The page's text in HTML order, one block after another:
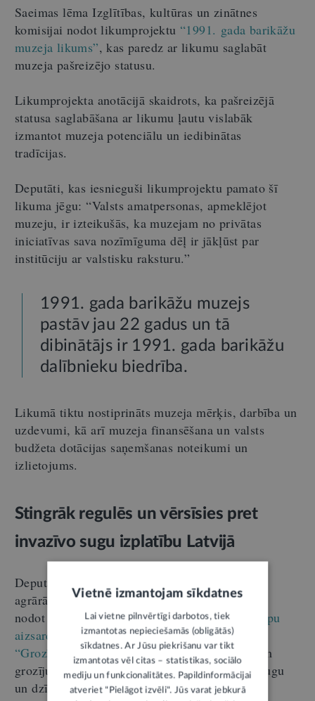
Saeimas lēma Izglītības, kultūras un zinātnes
komisijai nodot likumprojektu “1991. gada barikāžu
muzeja likums”, kas paredz ar likumu saglabāt
muzeja pašreizējo statusu.
Likumprojekta anotācijā skaidrots, ka pašreizējā
statusa saglabāšana ar likumu ļautu vislabāk
izmantot muzeja potenciālu un iedibinātas
tradīcijas.
Deputāti, kas iesnieguši likumprojektu pamato šī
likuma jēgu: “Valsts amatpersonas, apmeklējot
muzeju, ir izteikušās, ka muzejam no privātas
iniciatīvas sava nozīmīguma dēļ ir jākļūst par
institūciju ar valstisku raksturu.”
1991. gada barikāžu muzejs
pastāv jau 22 gadus un tā
dibinātājs ir 1991. gada barikāžu
dalībnieku biedrība.
Likumā tiktu nostiprināts muzeja mērķis, darbība un
uzdevumi, kā arī muzeja finansēšana un valsts
budžeta dotācijas saņemšanas noteikumi un
izlietojums.
Stingrāk regulēs un vērsīsies pret
invazīvo sugu izplatību Latvijā
Deputāti lēma izskatīšanai Tautsaimniecības,
agrārās, vides un reģionālās politikas komisijai
nodot likumprojektu “Grozījumi Sugu un biotopu
aizsardzības likumā”,kā arī likumprojektu
“Grozījumi Augu aizsardzības likumā".Ar šiem
grozījumiem iecerēts regulēt invazīvo sugu – augu
un dzīvnieku, tostarp Spānijas kailgliemeža –
Vietnē izmantojam sīkdatnes
Lai vietne pilnvērtīgi darbotos, tiek
izmantotas nepieciešamās (obligātās)
sīkdatnes. Ar Jūsu piekrišanu var tikt
izmantotas vēl citas – statistikas, sociālo
mediju un funkcionalitātes. Papildinformācijai
atveriet "Pielāgot izvēli". Jūs varat jebkurā